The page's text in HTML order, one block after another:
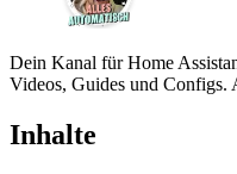
Dein Kanal für Home
Videos, Guides und Configs.
Inhalte